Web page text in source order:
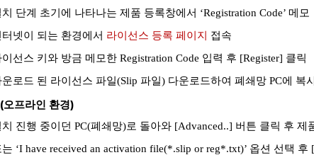
치 단계 초기에 나타나는 제품 등록창에서 ‘Registration Code’ 메모
터넷이 되는 환경에서 라이선스 등록 페이지
접속
이선스 키와 방금 메모한 Registration Code 입력 후 [Register] 클릭
운로드 된 라이선스 파일(Slip 파일) 다운로드하여 폐쇄망 PC에 복
오프라인 환경)
치 진행 중이던 PC(폐쇄망)로 돌아와 [Advanced..] 버튼 클릭 후
는 ‘I have received an activation file(*.slip or reg*.txt)’ 옵션 선택